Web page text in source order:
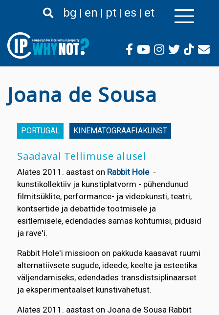
edasi
juurde
bg en pt es et
Joana de Sousa
PORTUGAL KINEMATOGRAAFIAKUNST
Saadaval Tellimuse alusel
Alates 2011. aastast on Rabbit Hole-
kunstikollektiiv ja kunstiplatvorm - pühendunud
filmitsüklite, performance- ja videokunsti, teatri,
kontsertide ja debattide tootmisele ja
esitlemisele, edendades samas kohtumisi, pidusid
ja rave'i.
Rabbit Hole'i missioon on pakkuda kaasavat ruumi
alternatiivsete sugude, ideede, keelte ja esteetika
väljendamiseks, edendades transdistsiplinaarset
ja eksperimentaalset kunstivahetust.
Alates 2011. aastast on Joana de Sousa Rabbit